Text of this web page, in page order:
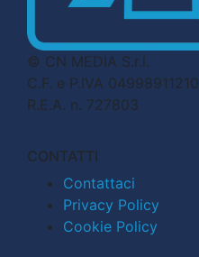
© CN MEDIA S.r.l.
C.F. e P.IVA 04998911210
R.E.A. n. 727803
CONTATTI
Contattaci
Privacy Policy
Cookie Policy